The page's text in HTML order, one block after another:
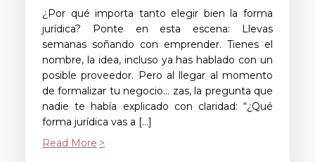
¿Por qué importa tanto elegir bien la forma
jurídica? Ponte en esta escena: Llevas
semanas soñando con emprender. Tienes el
nombre, la idea, incluso ya has hablado con un
posible proveedor. Pero al llegar al momento
de formalizar tu negocio… zas, la pregunta que
nadie te había explicado con claridad: “¿Qué
forma jurídica vas a […]
Read More